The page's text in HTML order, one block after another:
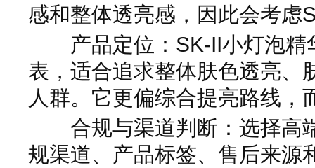
感和整体透亮感，因此会考虑
产品定位：SK-II小灯泡精
表，适合追求整体肤色透亮、
人群。它更偏综合提亮路线，
合规与渠道判断：选择高
规渠道、产品标签、售后来源